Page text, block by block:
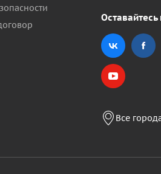
Оставайтесь
Все